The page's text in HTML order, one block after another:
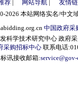
荐| 网站导航 |
友情
2026 本站网络实名/中文
中国政府采
科学技术研究中心 政府
采购招标中心 联系电话
标讯接收邮箱: